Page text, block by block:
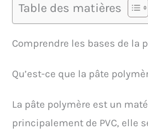
Table des matières
Comprendre les bases de la
Qu’est-ce que la pâte
La pâte polymère est un
principalement de PVC, elle